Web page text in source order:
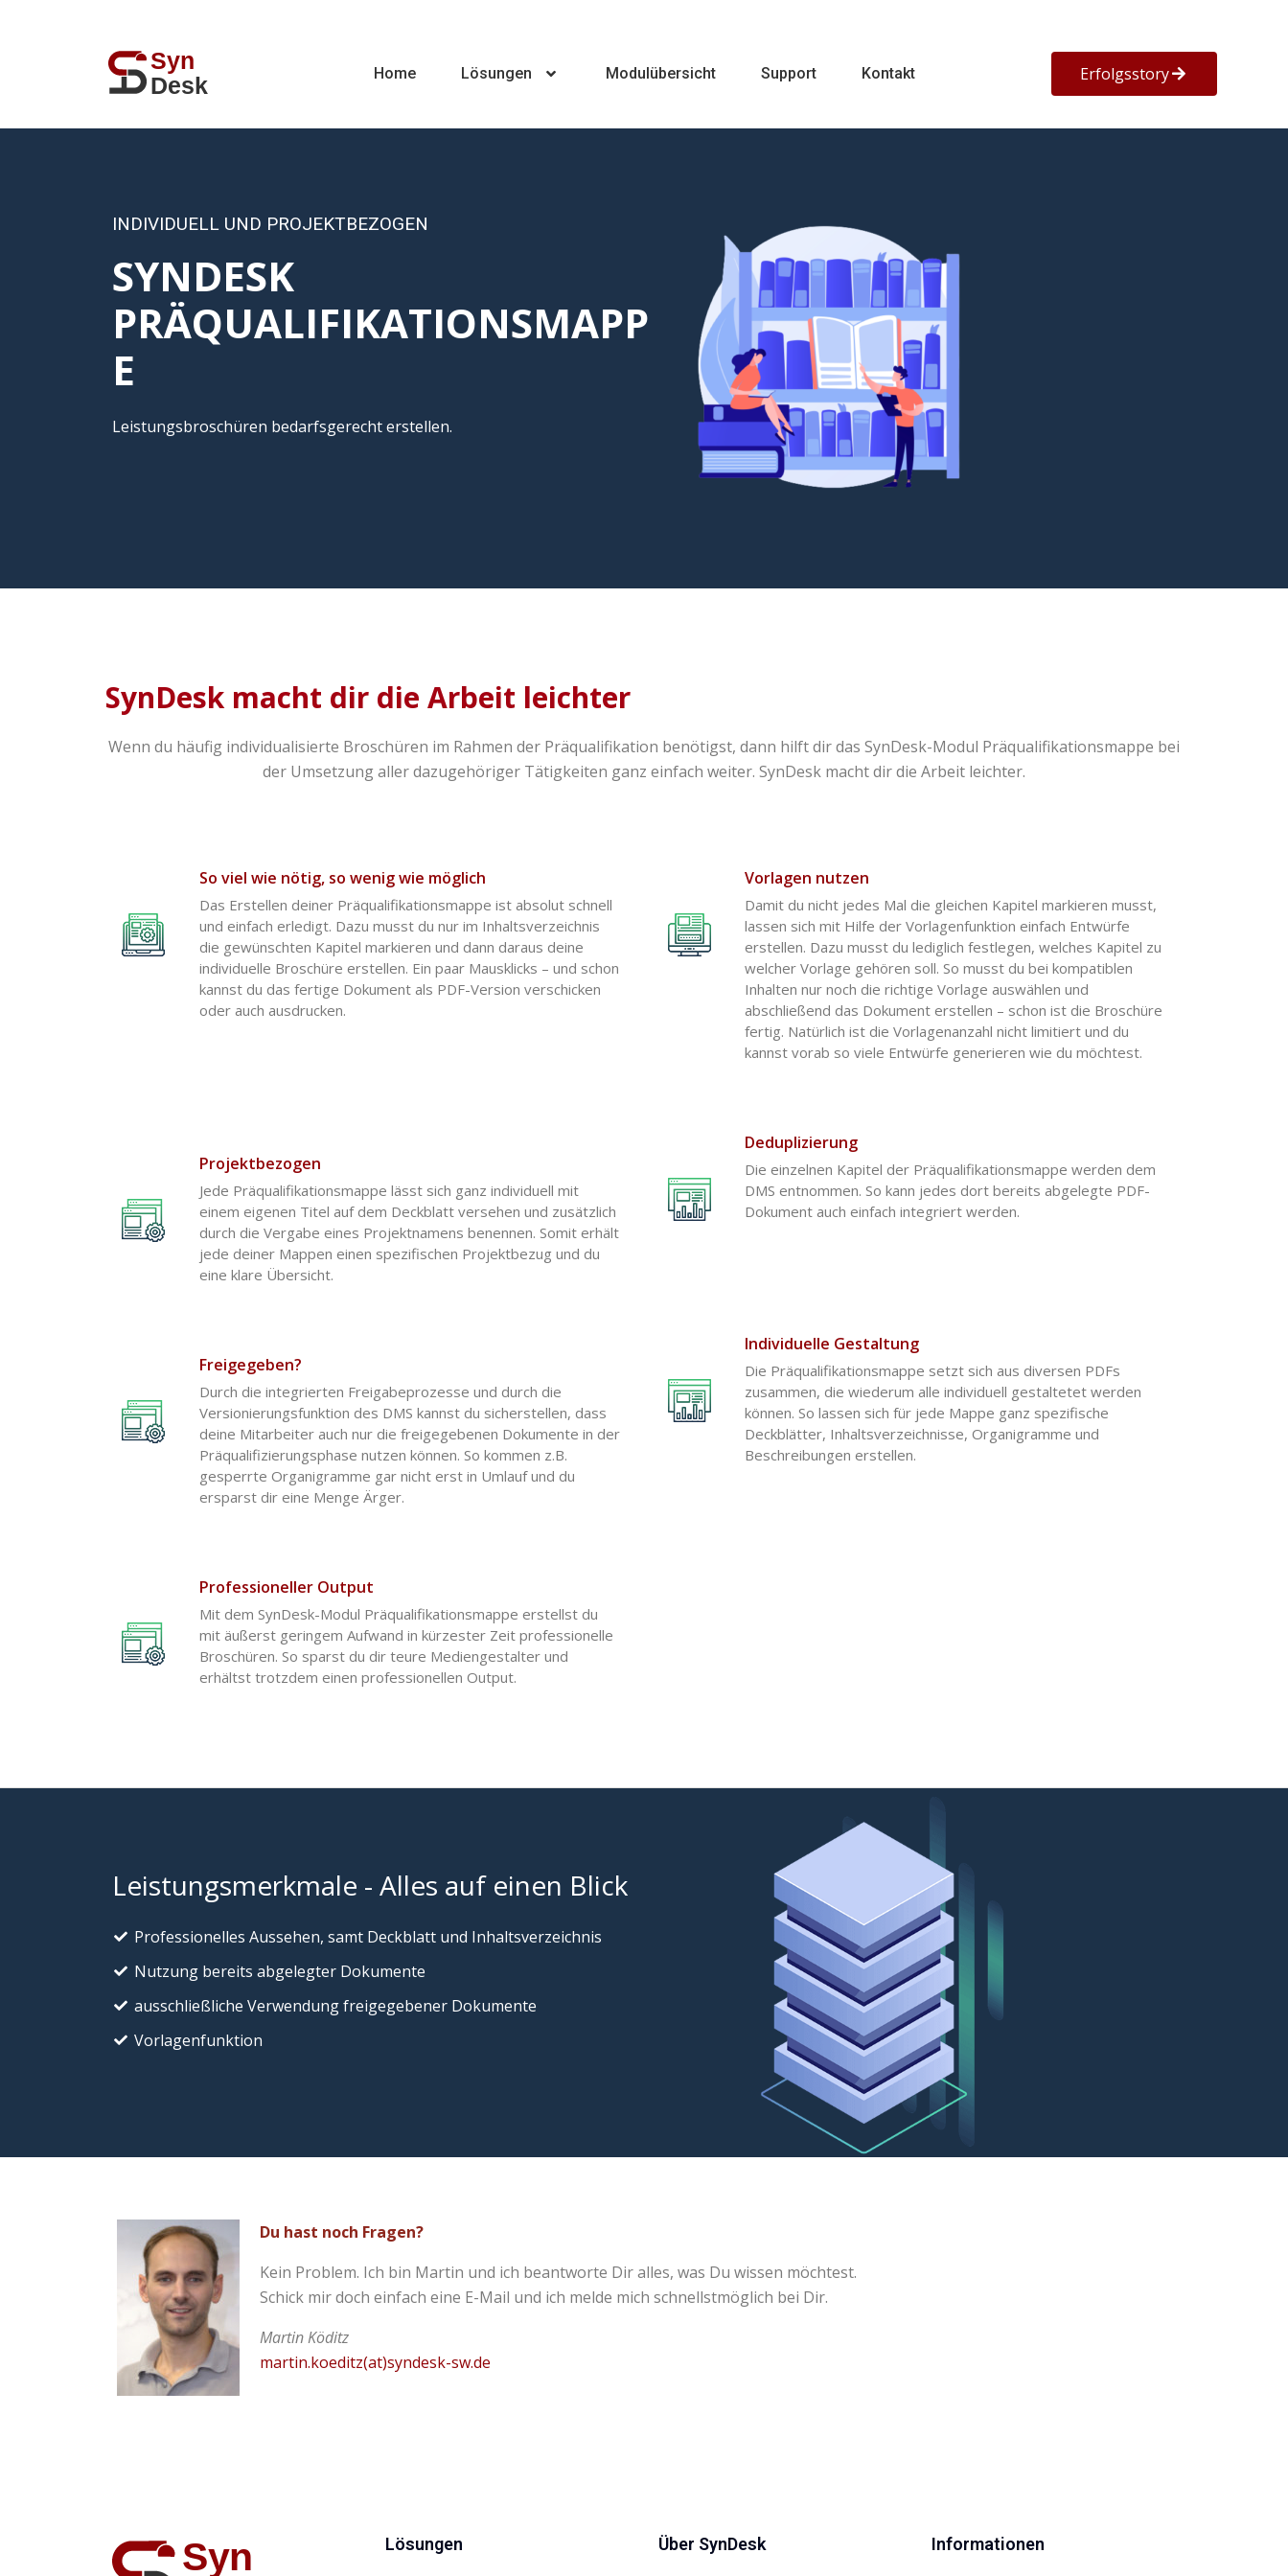
Home Lösungen Modulübersicht Support Kontakt Erfolgsstory
INDIVIDUELL UND PROJEKTBEZOGEN
SYNDESK
PRÄQUALIFIKATIONSMAPP
E
Leistungsbroschüren bedarfsgerecht erstellen.
SynDesk macht dir die Arbeit leichter
Wenn du häufig individualisierte Broschüren im Rahmen der Präqualifikation benötigst, dann hilft dir das SynDesk-Modul Präqualifikationsmappe bei
der Umsetzung aller dazugehöriger Tätigkeiten ganz einfach weiter. SynDesk macht dir die Arbeit leichter.
So viel wie nötig, so wenig wie möglich
Das Erstellen deiner Präqualifikationsmappe ist absolut schnell
und einfach erledigt. Dazu musst du nur im Inhaltsverzeichnis
die gewünschten Kapitel markieren und dann daraus deine
individuelle Broschüre erstellen. Ein paar Mausklicks – und schon
kannst du das fertige Dokument als PDF-Version verschicken
oder auch ausdrucken.
Projektbezogen
Jede Präqualifikationsmappe lässt sich ganz individuell mit
einem eigenen Titel auf dem Deckblatt versehen und zusätzlich
durch die Vergabe eines Projektnamens benennen. Somit erhält
jede deiner Mappen einen spezifischen Projektbezug und du
eine klare Übersicht.
Freigegeben?
Durch die integrierten Freigabeprozesse und durch die
Versionierungsfunktion des DMS kannst du sicherstellen, dass
deine Mitarbeiter auch nur die freigegebenen Dokumente in der
Präqualifizierungsphase nutzen können. So kommen z.B.
gesperrte Organigramme gar nicht erst in Umlauf und du
ersparst dir eine Menge Ärger.
Professioneller Output
Mit dem SynDesk-Modul Präqualifikationsmappe erstellst du
mit äußerst geringem Aufwand in kürzester Zeit professionelle
Broschüren. So sparst du dir teure Mediengestalter und
erhältst trotzdem einen professionellen Output.
Vorlagen nutzen
Damit du nicht jedes Mal die gleichen Kapitel markieren musst,
lassen sich mit Hilfe der Vorlagenfunktion einfach Entwürfe
erstellen. Dazu musst du lediglich festlegen, welches Kapitel zu
welcher Vorlage gehören soll. So musst du bei kompatiblen
Inhalten nur noch die richtige Vorlage auswählen und
abschließend das Dokument erstellen – schon ist die Broschüre
fertig. Natürlich ist die Vorlagenanzahl nicht limitiert und du
kannst vorab so viele Entwürfe generieren wie du möchtest.
Deduplizierung
Die einzelnen Kapitel der Präqualifikationsmappe werden dem
DMS entnommen. So kann jedes dort bereits abgelegte PDF-
Dokument auch einfach integriert werden.
Individuelle Gestaltung
Die Präqualifikationsmappe setzt sich aus diversen PDFs
zusammen, die wiederum alle individuell gestaltetet werden
können. So lassen sich für jede Mappe ganz spezifische
Deckblätter, Inhaltsverzeichnisse, Organigramme und
Beschreibungen erstellen.
Leistungsmerkmale - Alles auf einen Blick
Professionelles Aussehen, samt Deckblatt und Inhaltsverzeichnis
Nutzung bereits abgelegter Dokumente
ausschließliche Verwendung freigegebener Dokumente
Vorlagenfunktion
Du hast noch Fragen?
Kein Problem. Ich bin Martin und ich beantworte Dir alles, was Du wissen möchtest.
Schick mir doch einfach eine E-Mail und ich melde mich schnellstmöglich bei Dir.
Martin Köditz
martin.koeditz(at)syndesk-sw.de
Lösungen Über SynDesk Informationen